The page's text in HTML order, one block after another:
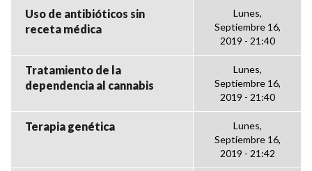
Uso de antibióticos sin
receta médica
Lunes,
Septiembre 16,
2019 - 21:40
Tratamiento de la
dependencia al cannabis
Lunes,
Septiembre 16,
2019 - 21:40
Terapia genética
Lunes,
Septiembre 16,
2019 - 21:42